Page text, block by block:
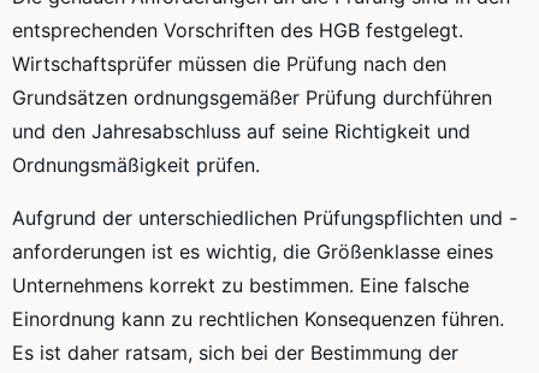
entsprechenden Vorschriften des HGB festgelegt.
Wirtschaftsprüfer müssen die Prüfung nach den
Grundsätzen ordnungsgemäßer Prüfung durchführen
und den Jahresabschluss auf seine Richtigkeit und
Ordnungsmäßigkeit prüfen.
Aufgrund der unterschiedlichen Prüfungspflichten und -
anforderungen ist es wichtig, die Größenklasse eines
Unternehmens korrekt zu bestimmen. Eine falsche
Einordnung kann zu rechtlichen Konsequenzen führen.
Es ist daher ratsam, sich bei der Bestimmung der